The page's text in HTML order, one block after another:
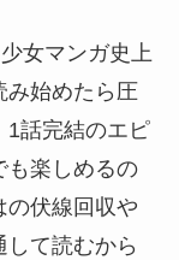
女マンガ史上
み始めたら圧
1話完結のエピ
も楽しめるの
の伏線回収や
て読むから